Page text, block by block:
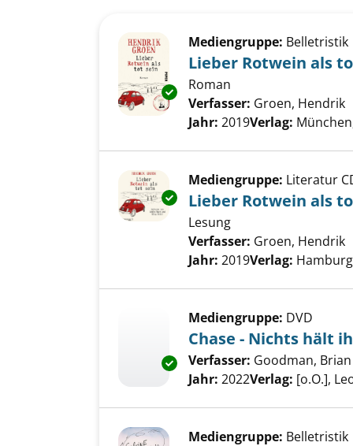
Exemplar-Details von Lieber
Mediengruppe: Belletristik
Lieber Rotwein als
Roman
Verfasser: Groen, Hendrik
Jahr: 2019Verlag:
Exemplar-Details von Lieber
Mediengruppe: Literatur
Lieber Rotwein als
Lesung
Verfasser: Groen, Hendrik
Jahr: 2019Verlag:
Exemplar-Details von Chase -
Mediengruppe: DVD
Chase - Nichts hält
Verfasser: Goodman, Brian
Jahr: 2022Verlag: [o.O.],
Mediengruppe: Belletristik